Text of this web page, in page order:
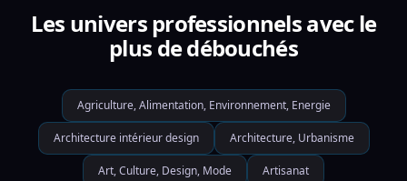
Les univers professionnels avec le
plus de débouchés
Agriculture, Alimentation, Environnement, Energie
Architecture intérieur design Architecture, Urbanisme
Art, Culture, Design, Mode Artisanat